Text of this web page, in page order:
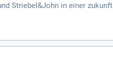
Striebel&John in einer
Hauptaufgaben umfassen
und Schwäbisch Gmünd
zwischen ABB und